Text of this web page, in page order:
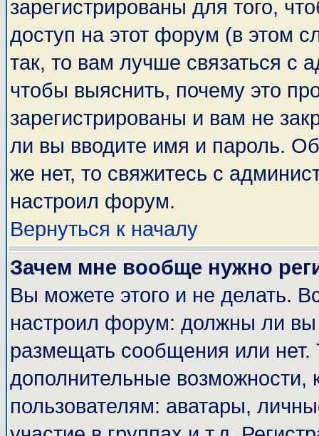
зарегистрированы для того,
доступ на этот форум (в этом
так, то вам лучше связаться с
чтобы выяснить, почему это
зарегистрированы и вам не
ли вы вводите имя и пароль.
же нет, то свяжитесь с
настроил форум.
Вернуться к началу
Зачем мне вообще нужно
Вы можете этого и не делать.
настроил форум: должны ли вы
размещать сообщения или
дополнительные
пользователям: аватары,